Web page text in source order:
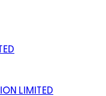
LIMITED